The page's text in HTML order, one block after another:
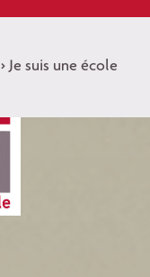
>Je suis une école